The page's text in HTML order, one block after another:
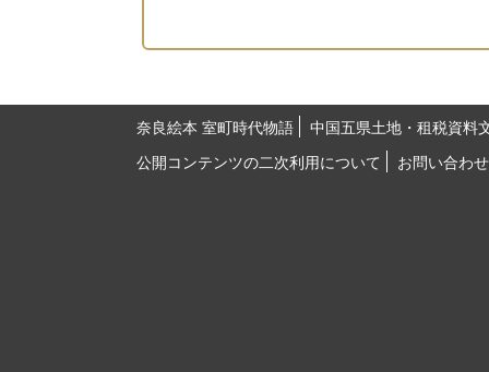
奈良絵本 室町時代物語
中国五県土地・租税資料
公開コンテンツの二次利用について
お問い合わせ